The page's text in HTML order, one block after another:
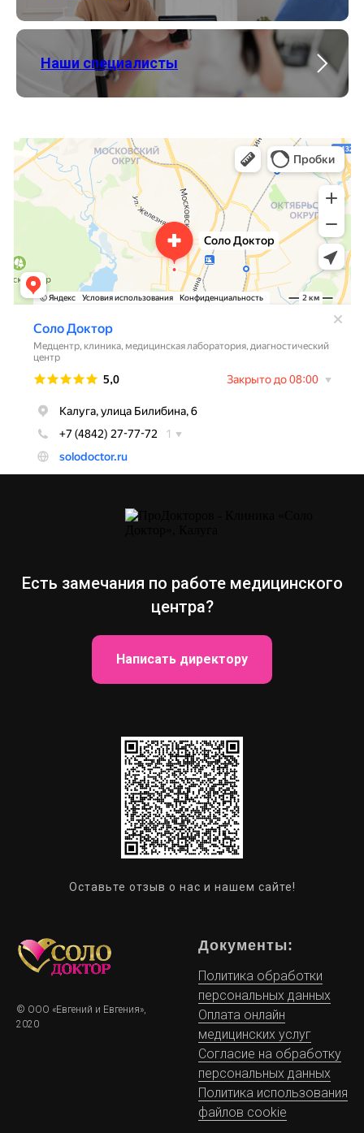
Наши специалисты
Есть замечания по работе медицинского
центра?
Написать директору
Оставьте отзыв о нас и нашем сайте!
© ООО «Евгений и Евгения»,
2020
Документы:
Политика обработки
персональных данных
Оплата онлайн
медицинских услуг
Согласие на обработку
персональных данных
Политика использования
файлов cookie